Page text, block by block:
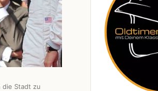
die Stadt zu